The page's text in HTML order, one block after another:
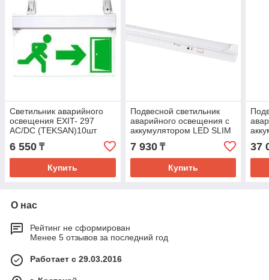
Светильник аварийного
освещения EXIT- 297
AC/DC (TEKSAN)10шт
6 550 ₸
Купить
Подвесной светильник
аварийного освещения с
аккумулятором LED SLIM
7W 580LM Charge-90 6W
(TEKLED)
7 930₸
Купить
37
О нас
Рейтинг не сформирован
Менее 5 отзывов за последний год
Работает с 29.03.2016